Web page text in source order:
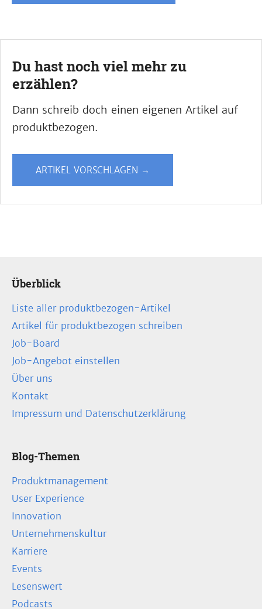
Du hast noch viel mehr zu
erzählen?
Dann schreib doch einen eigenen Artikel auf
produktbezogen.
ARTIKEL VORSCHLAGEN →
Überblick
Liste aller produktbezogen-Artikel
Artikel für produktbezogen schreiben
Job-Board
Job-Angebot einstellen
Über uns
Kontakt
Impressum und Datenschutzerklärung
Blog-Themen
Produktmanagement
User Experience
Innovation
Unternehmenskultur
Karriere
Events
Lesenswert
Podcasts